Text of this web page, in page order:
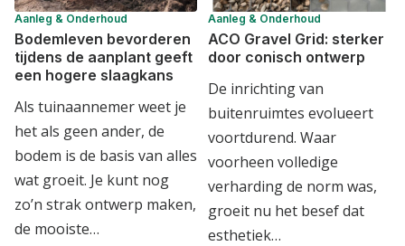
Aanleg & Onderhoud
Bodemleven bevorderen
tijdens de aanplant geeft
een hogere slaagkans
Als tuinaannemer weet je
het als geen ander, de
bodem is de basis van alles
wat groeit. Je kunt nog
zo’n strak ontwerp maken,
de mooiste…
Aanleg & Onderhoud
ACO Gravel Grid: sterker
door conisch ontwerp
De inrichting van
buitenruimtes evolueert
voortdurend. Waar
voorheen volledige
verharding de norm was,
groeit nu het besef dat
esthetiek…